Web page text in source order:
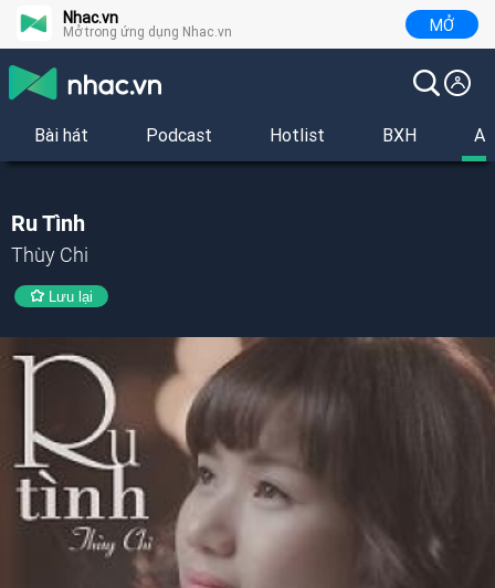
Nhac.vn
Mở trong ứng dụng Nhac.vn MỞ
Bài hát Podcast Hotlist BXH
Ru Tình
Thùy Chi
Lưu lại